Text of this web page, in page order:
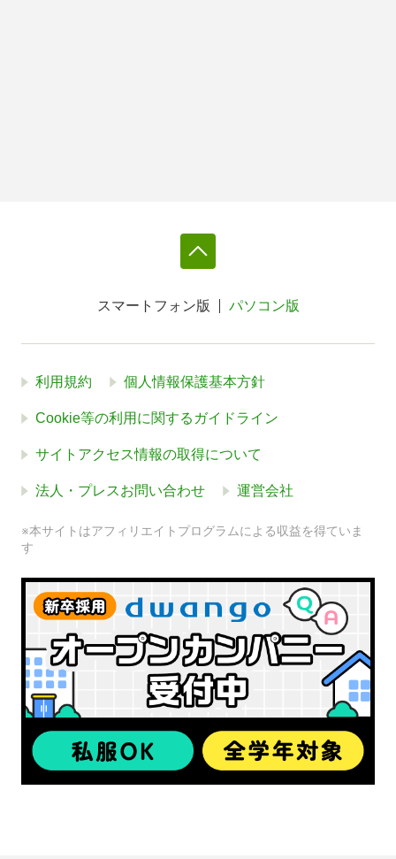
スマートフォン版 パソコン版
利用規約 個人情報保護基本方針
Cookie等の利用に関するガイドライン
サイトアクセス情報の取得について
法人・プレスお問い合わせ 運営会社
※本サイトはアフィリエイトプログラムによる収益を得ていま
す